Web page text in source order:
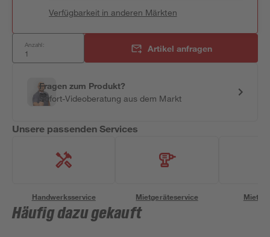
Verfügbarkeit in anderen Märkten
Anzahl: Artikel anfragen
Fragen zum Produkt?
Sofort-Videoberatung aus dem Markt
Unsere passenden Services
Handwerksservice Mietgeräteservice
Häufig dazu gekauft